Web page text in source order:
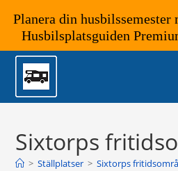
Hoppa
innehållet
Sixtorps
> Ställplatser > Sixtorps
Planera din husbilssemester
Husbilsplatsguiden